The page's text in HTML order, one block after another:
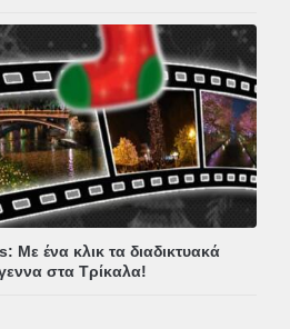
Με ένα κλικ τα διαδικτυακά
στα Τρίκαλα!